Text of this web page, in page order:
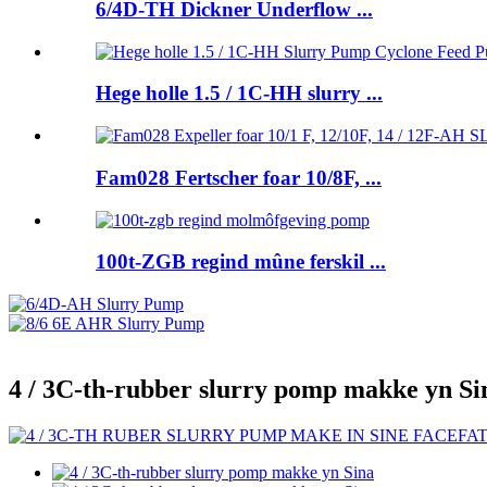
6/4D-TH Dickner Underflow ...
Hege holle 1.5 / 1C-HH slurry ...
Fam028 Fertscher foar 10/8F, ...
100t-ZGB regind mûne ferskil ...
4 / 3C-th-rubber slurry pomp makke yn